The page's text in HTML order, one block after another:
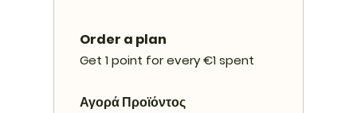
Order a plan
Get 1 point for every €1 spent
Αγορά Προϊόντος